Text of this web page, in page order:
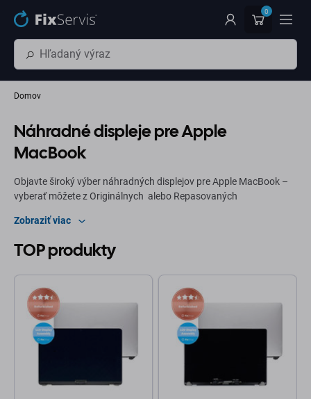
Preskočiť na hlavný obsah 0
Domov
Náhradné displeje pre Apple
MacBook
Objavte široký výber náhradných displejov pre Apple MacBook –
vyberať môžete z Originálnych alebo Repasovaných
Retina displeje pre modely MacBook Air aj MacBook Pro. FixServis
profesionálny aj domáci servis.
Zobraziť viac
TOP produkty